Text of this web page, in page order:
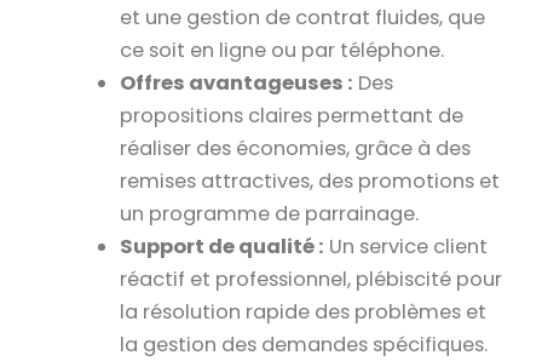
et une gestion de contrat fluides, que
ce soit en ligne ou par téléphone.
Offres avantageuses : Des
propositions claires permettant de
réaliser des économies, grâce à des
remises attractives, des promotions et
un programme de parrainage.
Support de qualité : Un service client
réactif et professionnel, plébiscité pour
la résolution rapide des problèmes et
la gestion des demandes spécifiques.